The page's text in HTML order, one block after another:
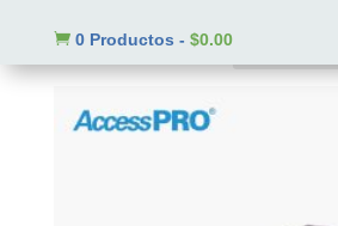
 0 Productos - $0.00